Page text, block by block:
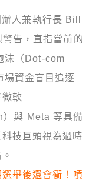
人兼執行長 Bill
告，直指當前的
沫（Dot-com
資金盲目追逐
軟
）與 Meta 等具備
技巨頭視為過時
舉後還會衝！噴